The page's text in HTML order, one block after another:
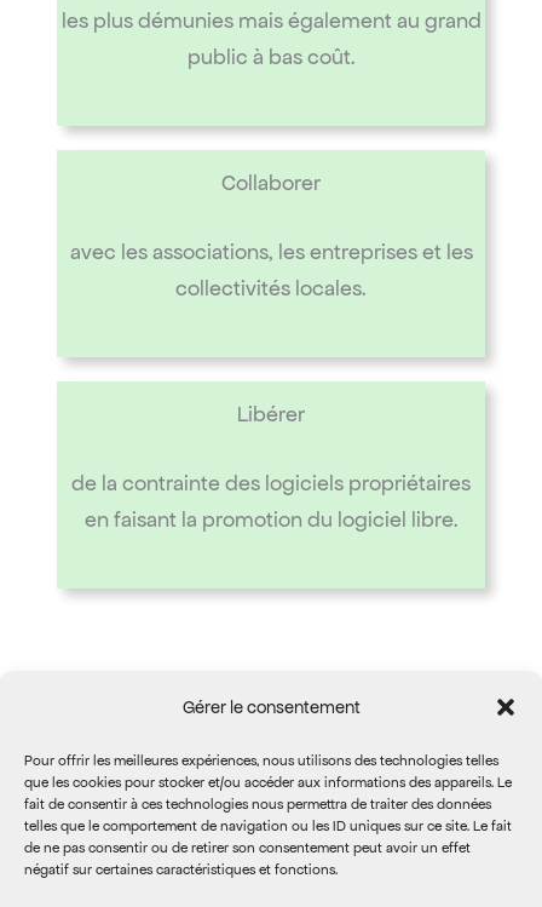
Gérer le consentement
Pour offrir les meilleures expériences, nous utilisons des technologies telles
que les cookies pour stocker et/ou accéder aux informations des appareils. Le
fait de consentir à ces technologies nous permettra de traiter des données
telles que le comportement de navigation ou les ID uniques sur ce site. Le fait
de ne pas consentir ou de retirer son consentement peut avoir un effet
négatif sur certaines caractéristiques et fonctions.
les plus démunies mais également au grand
public à bas coût.
Collaborer
avec les associations, les entreprises et les
collectivités locales.
Libérer
de la contrainte des logiciels propriétaires
en faisant la promotion du logiciel libre.